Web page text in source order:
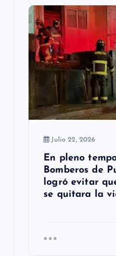
Julio 22, 2026
En pleno
Bomberos de
logró evitar
se quitara la